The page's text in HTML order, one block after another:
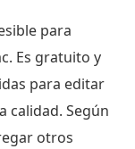
para
Es gratuito y
para editar
calidad. Según
otros